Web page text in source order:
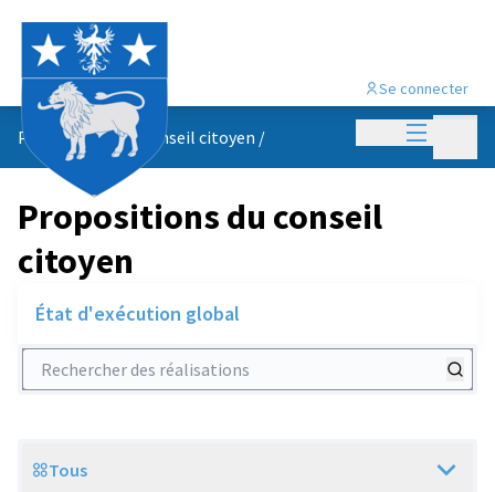
Menu
Se connecter
Propositions du conseil citoyen /
Propositions du conseil
citoyen
État d'exécution global
Rechercher des réalisations
Scope
Tous